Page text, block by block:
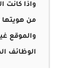
واذا كانت
من
والموقع
الوظائف